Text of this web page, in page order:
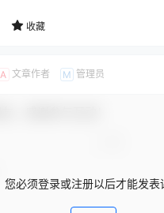
收藏
A 文章作者 M 管理员
您必须登录或注册以后才能发表